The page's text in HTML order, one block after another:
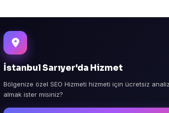
İstanbul Sarıyer'da Hizmet
Bölgenize özel SEO Hizmeti hizmeti için ücretsiz
almak ister misiniz?